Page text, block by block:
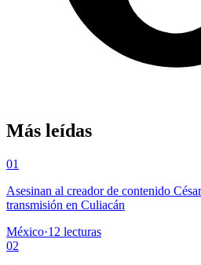
Más leídas
01
Asesinan al creador de contenido
transmisión en Culiacán
México·12 lecturas
02